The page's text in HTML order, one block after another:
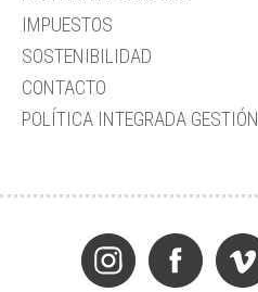
IMPUESTOS
SOSTENIBILIDAD
CONTACTO
POLÍTICA INTEGRADA GESTIÓN